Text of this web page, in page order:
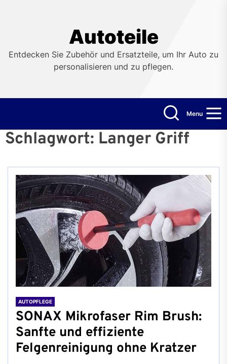
Autoteile
Entdecken Sie Zubehör und Ersatzteile, um Ihr Auto zu
personalisieren und zu pflegen.
Menu
Schlagwort: Langer Griff
AUTOPFLEGE
SONAX Mikrofaser Rim Brush:
Sanfte und effiziente
Felgenreinigung ohne Kratzer